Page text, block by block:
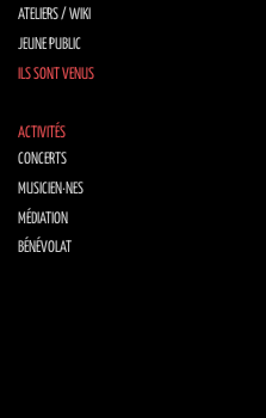
ATELIERS / WIKI
JEUNE PUBLIC
ILS SONT VENUS
ACTIVITÉS
CONCERTS
MUSICIEN·NES
MÉDIATION
BÉNÉVOLAT